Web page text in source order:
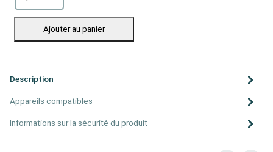
Ajouter au panier
Description
Appareils compatibles
Informations sur la sécurité du produit